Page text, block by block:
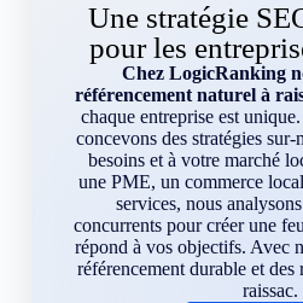
Une stratégie
pour les
Chez LogicRanking
référencement naturel à
chaque entreprise est
concevons des stratégies sur-
besoins et à votre marché
une PME, un commerce
services, nous
concurrents pour créer une
répond à vos objectifs. Avec
référencement durable et des
raissac.